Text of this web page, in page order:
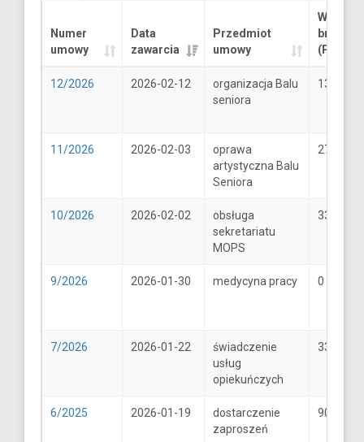
Numer
umowy
Data
zawarcia
Przedmiot
umowy
Wartość
brutto
(PLN)
12/2026 2026-02-12
organizacja Balu
seniora
13289.6
11/2026 2026-02-03
oprawa
artystyczna Balu
Seniora
2706
10/2026 2026-02-02
obsługa
sekretariatu
MOPS
33
9/2026 2026-01-30 medycyna pracy 0
7/2026 2026-01-22
świadczenie
usług
opiekuńczych
33
6/2025 2026-01-19
dostarczenie
zaproszeń
900